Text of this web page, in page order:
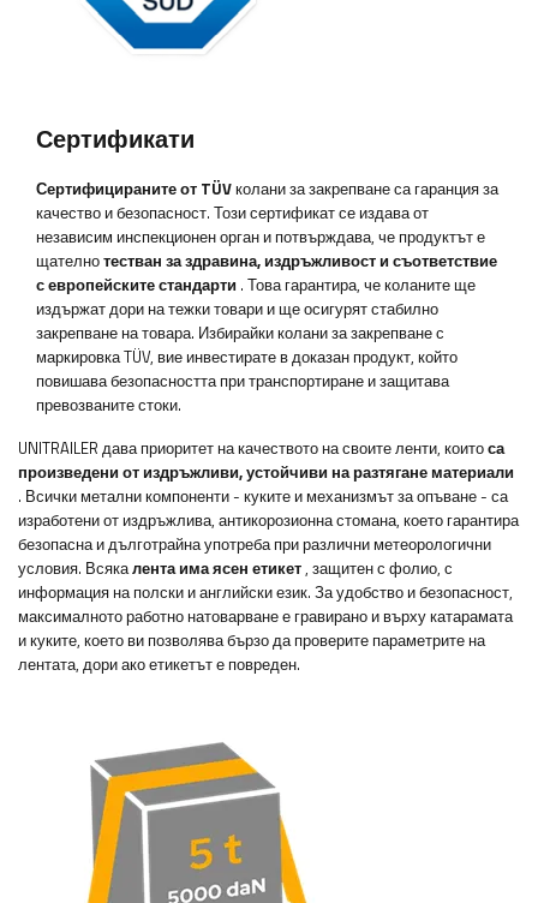
Сертификати
Сертифицираните от TÜVколани за закрепване са гаранция за
качество и безопасност. Този сертификат се издава от
независим инспекционен орган и потвърждава, че продуктът е
щателнотестван за здравина, издръжливост и съответствие
с европейските стандарти . Това гарантира, че коланите ще
издържат дори на тежки товари и ще осигурят стабилно
закрепване на товара. Избирайки колани за закрепване с
маркировка TÜV, вие инвестирате в доказан продукт, който
повишава безопасността при транспортиране и защитава
превозваните стоки.
UNITRAILER дава приоритет на качеството на своите ленти, коитоса
произведени от издръжливи, устойчиви на разтягане материали
. Всички метални компоненти - куките и механизмът за опъване - са
изработени от издръжлива, антикорозионна стомана, което гарантира
безопасна и дълготрайна употреба при различни метеорологични
условия. Всякалента има ясен етикет, защитен с фолио, с
информация на полски и английски език. За удобство и безопасност,
максималното работно натоварване е гравирано и върху катарамата
и куките, което ви позволява бързо да проверите параметрите на
лентата, дори ако етикетът е повреден.